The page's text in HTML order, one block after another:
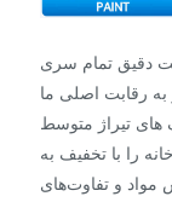
دقیق تمام سری
رقابت اصلی ما
های تیراژ متوسط
را با تخفیف به
مواد و تفاوت‌های